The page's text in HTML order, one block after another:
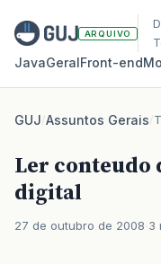
ARQUIVO
JavaGeralFront‑end
GUJ/Assuntos Gerais/
Ler conteudo
digital
27 de outubro de 2008 3